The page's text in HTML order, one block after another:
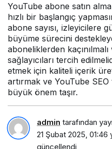
YouTube abone satın
hızlı bir başlangıç
abone sayısı, izleyicilere
büyüme sürecini
aboneliklerden
sağlayıcıları tercih
etmek için kaliteli içerik
artırmak ve YouTube
büyük önem taşır.
admin tarafından
21 Şubat 2025, 01:46
güncellendi